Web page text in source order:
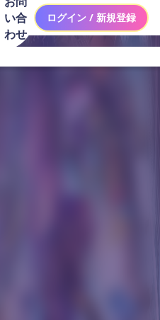
い合
わせ
ログイン / 新規登録